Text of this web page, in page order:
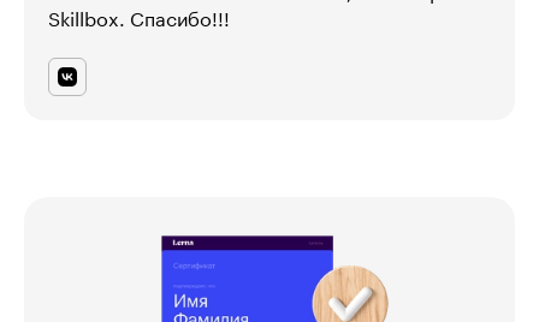
Skillbox. Спасибо!!!